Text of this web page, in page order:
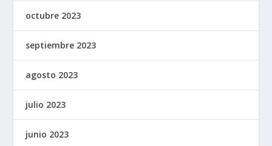
octubre 2023
septiembre 2023
agosto 2023
julio 2023
junio 2023